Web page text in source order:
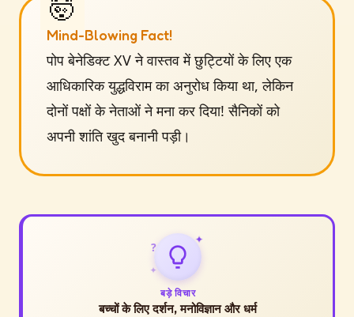
Mind-Blowing Fact!
पोप बेनेडिक्ट XV ने वास्तव में छुट्टियों के लिए एक
आधिकारिक युद्धविराम का अनुरोध किया था, लेकिन
दोनों पक्षों के नेताओं ने मना कर दिया! सैनिकों को
अपनी शांति खुद बनानी पड़ी।
✦
✦
?
बड़े विचार
बच्चों के लिए दर्शन, मनोविज्ञान और धर्म